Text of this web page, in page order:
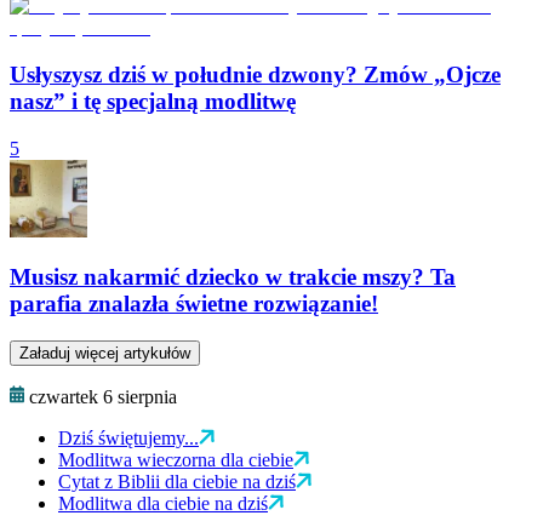
Usłyszysz dziś w południe dzwony? Zmów „Ojcze
nasz” i tę specjalną modlitwę
5
Musisz nakarmić dziecko w trakcie mszy? Ta
parafia znalazła świetne rozwiązanie!
Załaduj więcej artykułów
czwartek 6 sierpnia
Dziś świętujemy...
Modlitwa wieczorna dla ciebie
Cytat z Biblii dla ciebie na dziś
Modlitwa dla ciebie na dziś